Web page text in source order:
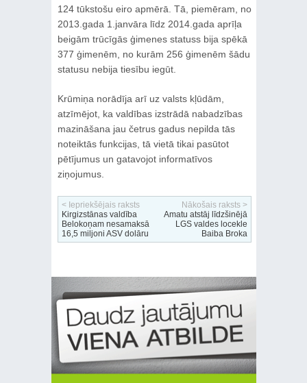
124 tūkstošu eiro apmērā. Tā, piemēram, no
2013.gada 1.janvāra līdz 2014.gada aprīļa
beigām trūcīgās ģimenes statuss bija spēkā
377 ģimenēm, no kurām 256 ģimenēm šādu
statusu nebija tiesību iegūt.
Krūmiņa norādīja arī uz valsts kļūdām,
atzīmējot, ka valdības izstrādā nabadzības
mazināšana jau četrus gadus nepilda tās
noteiktās funkcijas, tā vietā tikai pasūtot
pētījumus un gatavojot informatīvos
ziņojumus.
< Iepriekšējais raksts
Kirgizstānas valdība
Belokoņam nesamaksā
16,5 miljoni ASV dolāru
Nākošais raksts >
Amatu atstāj līdzšinējā
LGS valdes locekle
Baiba Broka